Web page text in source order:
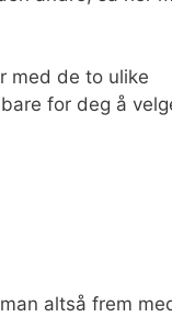
med de to ulike
for deg å
altså frem